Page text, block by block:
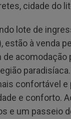
cidade do
lote de
estão à venda
de acomodação
confortável e
e conforto.
e um passeio